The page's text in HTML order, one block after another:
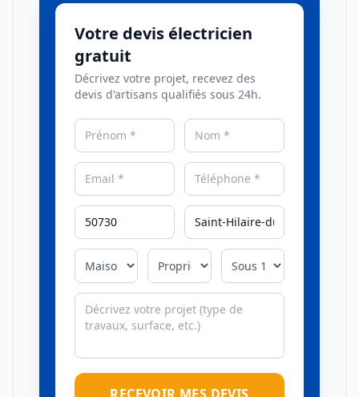
Votre devis électricien
gratuit
Décrivez votre projet, recevez des
devis d'artisans qualifiés sous 24h.